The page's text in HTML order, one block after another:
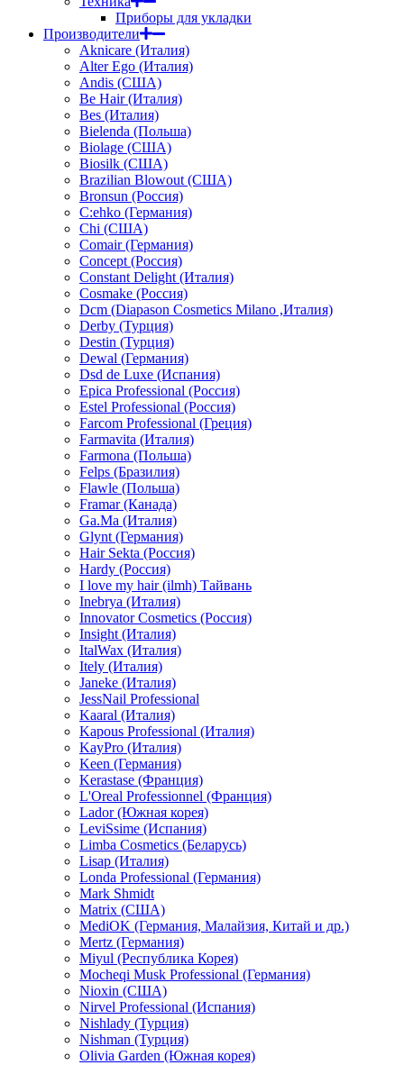
Приборы для укладки
Производители
Aknicare (Италия)
Alter Ego (Италия)
Andis (США)
Be Hair (Италия)
Bes (Италия)
Bielenda (Польша)
Biolage (США)
Biosilk (США)
Brazilian Blowout (США)
Bronsun (Россия)
C:ehko (Германия)
Chi (США)
Comair (Германия)
Concept (Россия)
Constant Delight (Италия)
Cosmake (Россия)
Dcm (Diapason Cosmetics Milano ,Италия)
Derby (Турция)
Destin (Турция)
Dewal (Германия)
Dsd de Luxe (Испания)
Epica Professional (Россия)
Estel Professional (Россия)
Farcom Professional (Греция)
Farmavita (Италия)
Farmona (Польша)
Felps (Бразилия)
Flawle (Польша)
Framar (Канада)
Ga.Ma (Италия)
Glynt (Германия)
Hair Sekta (Россия)
Hardy (Россия)
I love my hair (ilmh) Тайвань
Inebrya (Италия)
Innovator Cosmetics (Россия)
Insight (Италия)
ItalWax (Италия)
Itely (Италия)
Janeke (Италия)
JessNail Professional
Kaaral (Италия)
Kapous Professional (Италия)
KayPro (Италия)
Keen (Германия)
Kerastase (Франция)
L'Oreal Professionnel (Франция)
Lador (Южная корея)
LeviSsime (Испания)
Limba Cosmetics (Беларусь)
Lisap (Италия)
Londa Professional (Германия)
Mark Shmidt
Matrix (США)
MediOK (Германия, Малайзия, Китай и др.)
Mertz (Германия)
Miyul (Республика Корея)
Mocheqi Musk Professional (Германия)
Nioxin (США)
Nirvel Professional (Испания)
Nishlady (Турция)
Nishman (Турция)
Olivia Garden (Южная корея)